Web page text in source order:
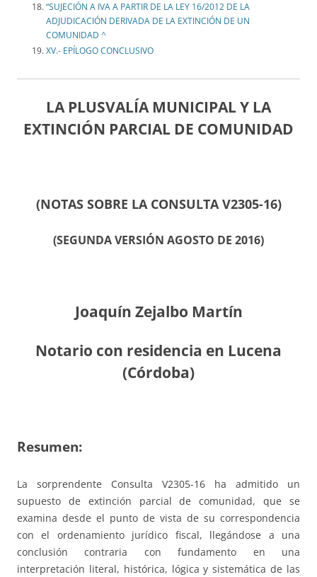
“SUJECIÓN A IVA A PARTIR DE LA LEY 16/2012 DE LA
ADJUDICACIÓN DERIVADA DE LA EXTINCIÓN DE UN
COMUNIDAD ^
XV.- EPÍLOGO CONCLUSIVO
LA PLUSVALÍA MUNICIPAL Y LA
EXTINCIÓN PARCIAL DE COMUNIDAD
(NOTAS SOBRE LA CONSULTA V2305-16)
(SEGUNDA VERSIÓN AGOSTO DE 2016)
Joaquín Zejalbo Martín
Notario con residencia en Lucena
(Córdoba)
Resumen:
La sorprendente Consulta V2305-16 ha admitido un
supuesto de extinción parcial de comunidad, que se
examina desde el punto de vista de su correspondencia
con el ordenamiento jurídico fiscal, llegándose a una
conclusión contraria con fundamento en una
interpretación literal, histórica, lógica y sistemática de las